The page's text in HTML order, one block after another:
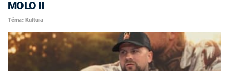
MOLO II
Téma: Kultura